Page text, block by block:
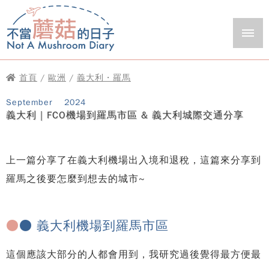
首頁 / 歐洲 / 義大利・羅馬
September 2024
義大利｜FCO機場到羅馬市區 & 義大利城際交通分享
上一篇分享了在義大利機場出入境和退稅，這篇來分享到
羅馬之後要怎麼到想去的城市~
●● 義大利機場到羅馬市區
這個應該大部分的人都會用到，我研究過後覺得最方便最